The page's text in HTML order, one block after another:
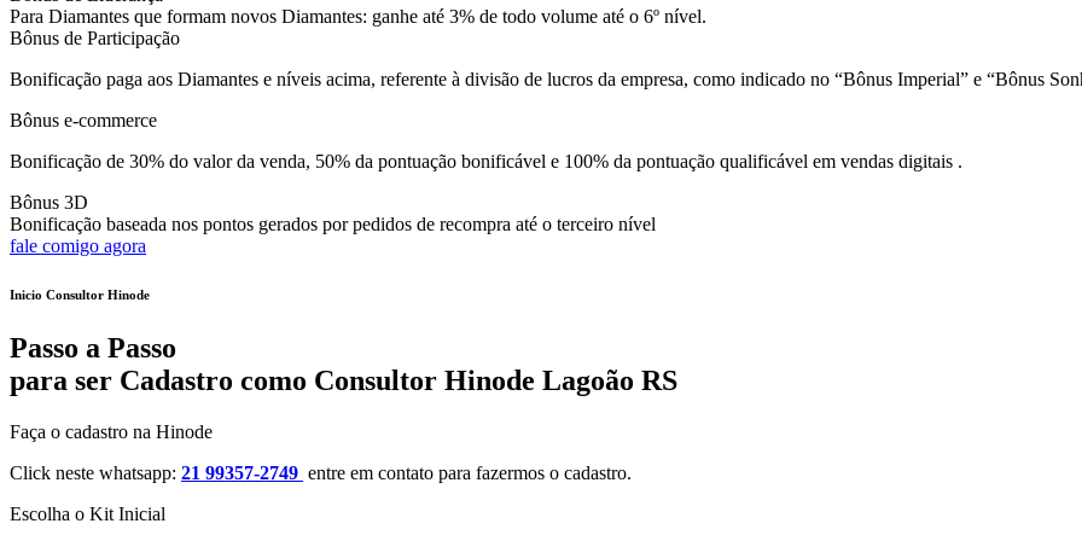
Para Diamantes que formam novos Diamantes: ganhe até 3% de todo volume até o 6º nível.
Bônus de Participação
Bonificação paga aos Diamantes e níveis acima, referente à divisão de lucros da empresa, como indicado no “Bônus Imperial” e “Bônus
Bônus e-commerce
Bonificação de 30% do valor da venda, 50% da pontuação bonificável e 100% da pontuação qualificável em vendas digitais .
Bônus 3D
Bonificação baseada nos pontos gerados por pedidos de recompra até o terceiro nível
fale comigo agora
Inicio Consultor Hinode
Passo a Passo
para ser Cadastro como Consultor Hinode Lagoão RS
Faça o cadastro na Hinode
Click neste whatsapp: 21 99357-2749 entre em contato para fazermos o cadastro.
Escolha o Kit Inicial